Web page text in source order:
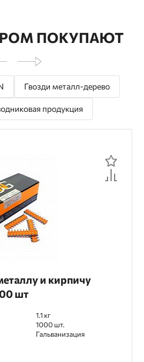
ПОКУПАЮТ
Гвозди металл-дерево
продукция
и кирпичу
шт
1.1 кг
1000 шт.
Гальванизация